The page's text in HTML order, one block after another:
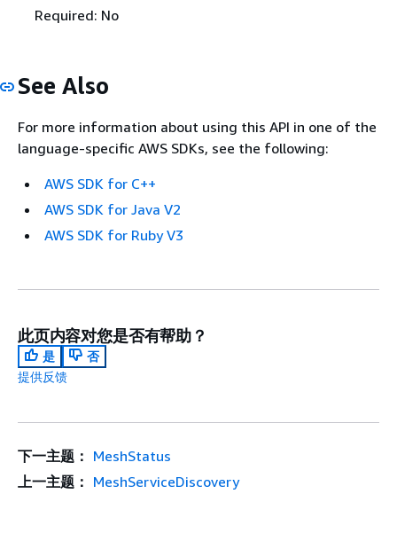
Required: No
See Also
For more information about using this API in one of the
language-specific AWS SDKs, see the following:
AWS SDK for C++
AWS SDK for Java V2
AWS SDK for Ruby V3
此页内容对您是否有帮助？
是
否
提供反馈
下一主题： MeshStatus
上一主题： MeshServiceDiscovery